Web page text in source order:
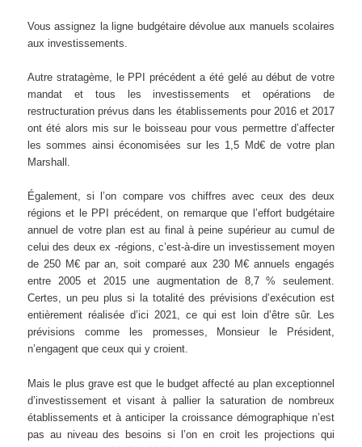
Vous assignez la ligne budgétaire dévolue aux manuels scolaires
aux investissements.
Autre stratagème, le PPI précédent a été gelé au début de votre
mandat et tous les investissements et opérations de
restructuration prévus dans les établissements pour 2016 et 2017
ont été alors mis sur le boisseau pour vous permettre d’affecter
les sommes ainsi économisées sur les 1,5 Md€ de votre plan
Marshall.
Également, si l’on compare vos chiffres avec ceux des deux
régions et le PPI précédent, on remarque que l’effort budgétaire
annuel de votre plan est au final à peine supérieur au cumul de
celui des deux ex -régions, c’est-à-dire un investissement moyen
de 250 M€ par an, soit comparé aux 230 M€ annuels engagés
entre 2005 et 2015 une augmentation de 8,7 % seulement.
Certes, un peu plus si la totalité des prévisions d’exécution est
entièrement réalisée d’ici 2021, ce qui est loin d’être sûr. Les
prévisions comme les promesses, Monsieur le Président,
n’engagent que ceux qui y croient.
Mais le plus grave est que le budget affecté au plan exceptionnel
d’investissement et visant à pallier la saturation de nombreux
établissements et à anticiper la croissance démographique n’est
pas au niveau des besoins si l’on en croit les projections qui